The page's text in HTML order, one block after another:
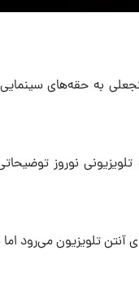
به حقه‌های
نوروز
تلویزیون می‌رود